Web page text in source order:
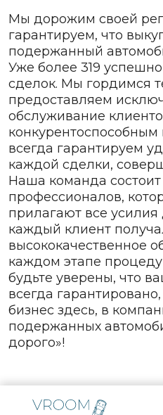
Мы дорожим своей
гарантируем, что
подержанный
Уже более 319
сделок. Мы гордимся
предоставляем
обслуживание
всегда гарантируем
каждой сделки,
Наша команда
профессионалов,
прилагают все усилия
каждый клиент
высококачественное
каждом этапе
будьте уверены, что
всегда
бизнес здесь, в
подержанных
дорого»!